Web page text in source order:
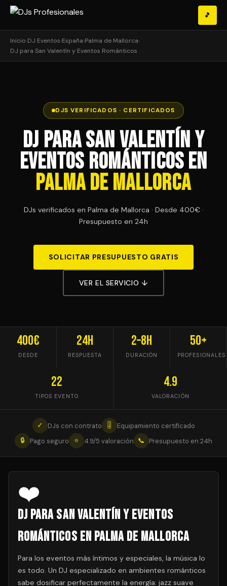
🎵
Inicio›DJ Eventos›España›Palma de Mallorca›
DJ para San Valentín y Eventos Románticos
DJS VERIFICADOS · CERTIFICADOS
DJ para San Valentín y
Eventos Románticos en
Palma de Mallorca
DJs verificados en Palma de Mallorca · Desde 400€ ·
Presupuesto en 24h
SOLICITAR PRESUPUESTO GRATIS
VER EL SERVICIO ↓
400€
DESDE
24h
RESPUESTA
2–8h
DURACIÓN
50+
PROFESIONALES
22
TIPOS EVENTO
4.9
VALORACIÓN
✓ DJs con contrato 🎚
Equipamiento certificado
🔒
Pago seguro ⭐ 4.9/5 valoración 📞 Presupuesto en 24h
❤️
DJ para San Valentín y Eventos
Románticos en Palma de Mallorca
Para los eventos más íntimos y especiales, la música lo
es todo. Un DJ especializado en ambientes románticos
sabe dosificar perfectamente la energía: jazz suave